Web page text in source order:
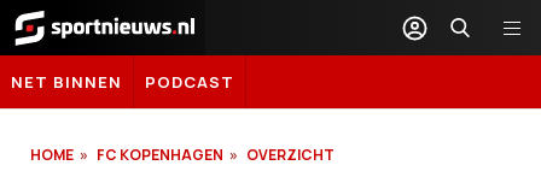
Sportnieuws.nl
NET BINNEN PODCAST
HOME FC KOPENHAGEN OVERZICHT